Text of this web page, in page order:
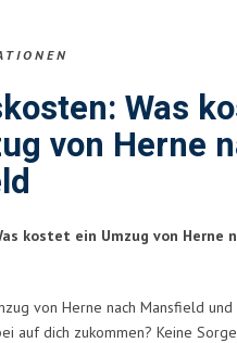
Was
von Herne
kostet ein Umzug von Herne
von Herne nach Mansfield und
auf dich zukommen? Keine